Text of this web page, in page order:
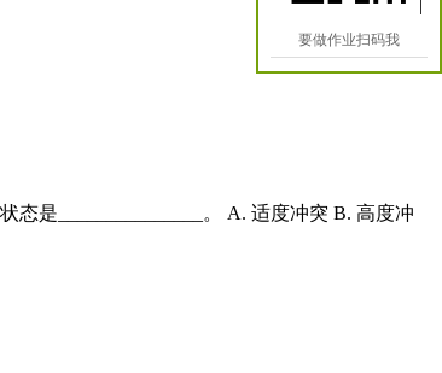
是_______________。 A. 适度冲突 B. 高度冲
要做作业扫码我